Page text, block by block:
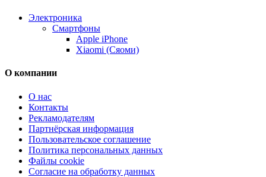
Электроника
Смартфоны
Apple iPhone
Xiaomi (Сяоми)
О компании
О нас
Контакты
Рекламодателям
Партнёрская информация
Пользовательское соглашение
Политика персональных данных
Файлы cookie
Согласие на обработку данных